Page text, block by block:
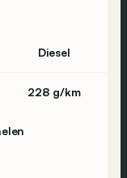
Diesel
228 g/km